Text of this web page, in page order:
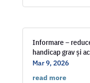
Informare –
handicap grav și
Mar 9, 2026
read more